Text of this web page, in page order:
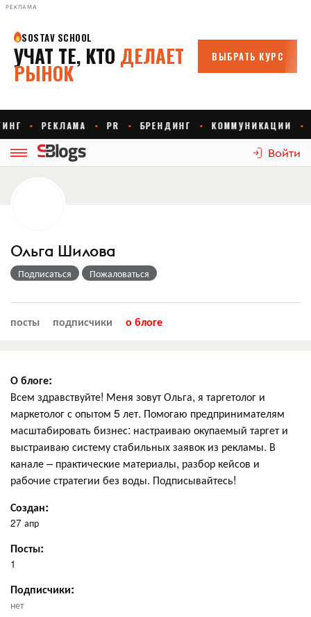
РЕКЛАМА
Войти
Ольга Шилова
Подписаться Пожаловаться
посты подписчики о блоге
О блоге:
Всем здравствуйте! Меня зовут Ольга, я таргетолог и
маркетолог с опытом 5 лет. Помогаю предпринимателям
масштабировать бизнес: настраиваю окупаемый таргет и
выстраиваю систему стабильных заявок из рекламы. В
канале – практические материалы, разбор кейсов и
рабочие стратегии без воды. Подписывайтесь!
Создан:
27 апр
Посты:
1
Подписчики:
нет